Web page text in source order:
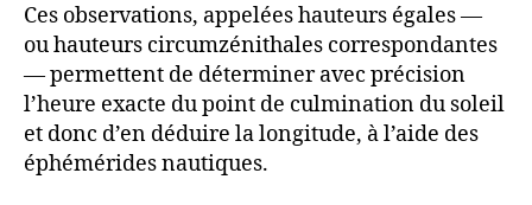
Ces observations, appelées hauteurs égales —
ou hauteurs circumzénithales correspondantes
— permettent de déterminer avec précision
l’heure exacte du point de culmination du soleil
et donc d’en déduire la longitude, à l’aide des
éphémérides nautiques.